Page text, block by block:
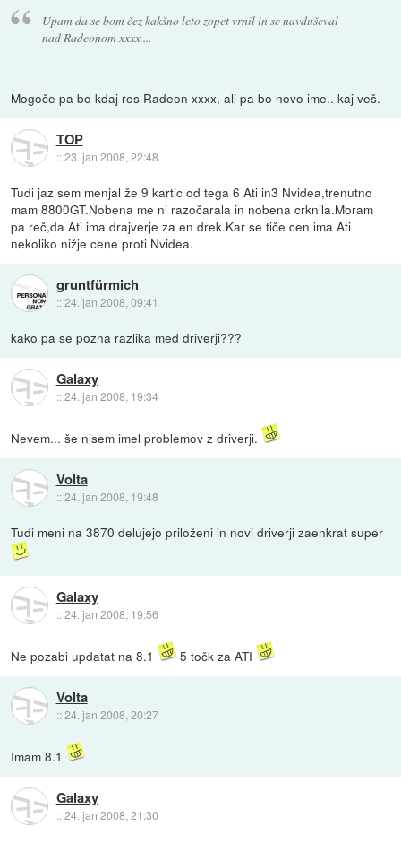
Upam da se bom čez kakšno leto zopet vrnil in se navduševal
nad Radeonom xxxx ...
Mogoče pa bo kdaj res Radeon xxxx, ali pa bo novo ime.. kaj veš.
TOP
::23. jan 2008, 22:48
Tudi jaz sem menjal že 9 kartic od tega 6 Ati in3 Nvidea,trenutno
mam 8800GT.Nobena me ni razočarala in nobena crknila.Moram
pa reč,da Ati ima drajverje za en drek.Kar se tiče cen ima Ati
nekoliko nižje cene proti Nvidea.
gruntfürmich
::24. jan 2008, 09:41
kako pa se pozna razlika med driverji???
Galaxy
::24. jan 2008, 19:34
Nevem... še nisem imel problemov z driverji.
Volta
::24. jan 2008, 19:48
Tudi meni na 3870 delujejo priloženi in novi driverji zaenkrat super
Galaxy
::24. jan 2008, 19:56
Ne pozabi updatat na 8.1 5 točk za ATI
Volta
::24. jan 2008, 20:27
Imam 8.1
Galaxy
::24. jan 2008, 21:30